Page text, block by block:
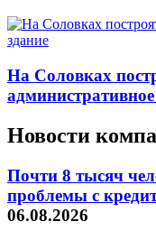
На Соловках
Новости
Почти 8 тысяч
проблемы с
06.08.2026